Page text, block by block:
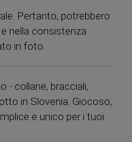
Pertanto, potrebbero
nella consistenza
in foto.
- collane, bracciali,
in Slovenia. Giocoso,
e unico per i tuoi